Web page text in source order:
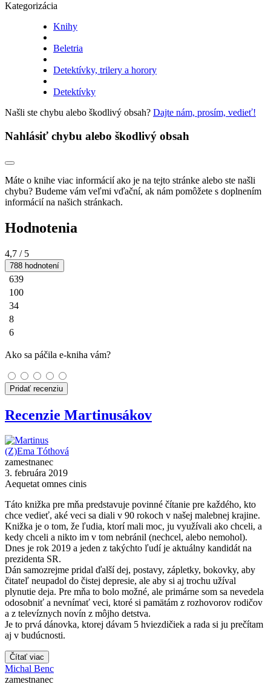
Kategorizácia
Knihy
Beletria
Detektívky, trilery a horory
Detektívky
Našli ste chybu alebo škodlivý obsah? Dajte nám, prosím, vedieť!
Nahlásiť chybu alebo škodlivý obsah
Máte o knihe viac informácií ako je na tejto stránke alebo ste našli
chybu? Budeme vám veľmi vďační, ak nám pomôžete s doplnením
informácií na našich stránkach.
Hodnotenia
4,7 / 5
788 hodnotení
639
100
34
8
6
Ako sa páčila e-kniha vám?
Pridať recenziu
Recenzie Martinusákov
(Z)Ema Tóthová
zamestnanec
3. februára 2019
Aequetat omnes cinis
Táto knižka pre mňa predstavuje povinné čítanie pre každého, kto
chce vedieť, aké veci sa diali v 90 rokoch v našej malebnej krajine.
Knižka je o tom, že ľudia, ktorí mali moc, ju využívali ako chceli, a
kedy chceli a nikto im v tom nebránil (nechcel, alebo nemohol).
Dnes je rok 2019 a jeden z takýchto ľudí je aktuálny kandidát na
prezidenta SR.
Dán samozrejme pridal ďalší dej, postavy, zápletky, bokovky, aby
čitateľ neupadol do čistej depresie, ale aby si aj trochu užíval
plynutie deja. Pre mňa to bolo možné, ale primárne som sa nevedela
odosobniť a nevnímať veci, ktoré si pamätám z rozhovorov rodičov
a z televíznych novín z môjho detstva.
Je to prvá dánovka, ktorej dávam 5 hviezdičiek a rada si ju prečítam
aj v budúcnosti.
Čítať viac
Michal Benc
zamestnanec